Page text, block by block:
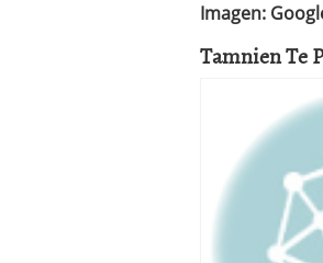
Imagen:
Tamnien Te